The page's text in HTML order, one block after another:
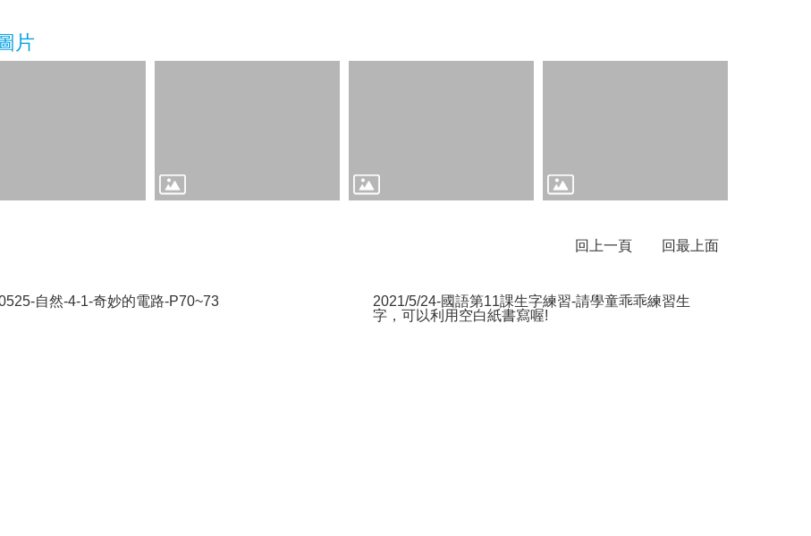
片
回上一頁 回最上面
自然-4-1-奇妙的電路-P70~73
2021/5/24-國語第11課生字練習-請學童乖乖練習生
字，可以利用空白紙書寫喔!